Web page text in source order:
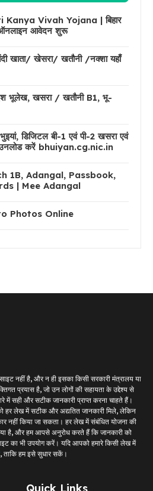
Vivah Yojana | बिहार
ऑनलाइन आवेदन शुरू
खाता/ खेसरा/ खतौनी /नक्शा यहाँ
भूलेख, खसरा / खतौनी B1, भू-
डिजिटल बी-1 एवं पी-2 खसरा एवं
करें bhuiyan.cg.nic.in
1B, Adangal, Passbook,
| Mee Adangal
Photos Online
नहीं है, और न ही इसका किसी सरकारी मंत्रालय या
प्रयास है, जो उन लोगों की सहायता के उद्देश्य से
में सही और सटीक जानकारी प्राप्त करना चाहते हैं।
हर लेख में सटीक और अद्यतित जानकारी मिले, लेकिन
नहीं किया जा सकता। हर लेख में संबंधित योजना की
है, और हम आपसे अनुरोध करते हैं कि जानकारी को
का भी उपयोग करें। यदि आपको हमारे किसी लेख में
, ताकि हम इसे सुधार सकें।